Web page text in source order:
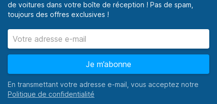
de voitures dans votre boîte de réception ! Pas de spam,
toujours des offres exclusives !
Je m’abonne
En transmettant votre adresse e-mail, vous acceptez notre